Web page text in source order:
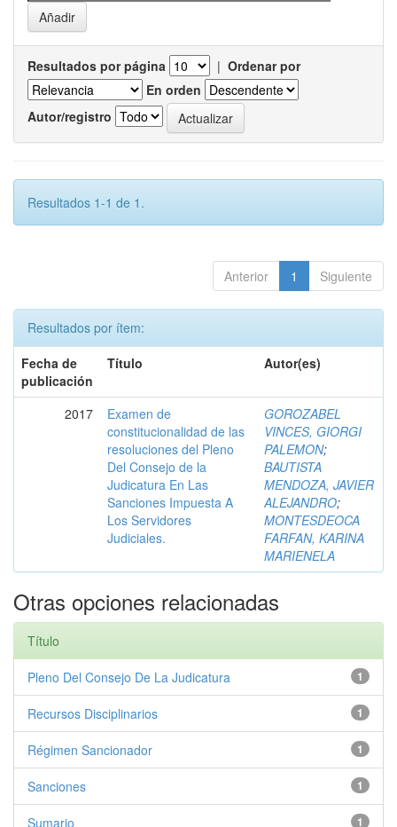
Resultados por página | Ordenar por
En orden
Autor/registro
Resultados 1-1 de 1.
Anterior 1 Siguiente
Resultados por ítem:
Fecha de
publicación
Título Autor(es)
2017
Examen de
constitucionalidad de las
resoluciones del Pleno
Del Consejo de la
Judicatura En Las
Sanciones Impuesta A
Los Servidores
Judiciales.
GOROZABEL
VINCES, GIORGI
PALEMON;
BAUTISTA
MENDOZA, JAVIER
ALEJANDRO;
MONTESDEOCA
FARFAN, KARINA
MARIENELA
Otras opciones relacionadas
Título
1
Pleno Del Consejo De La Judicatura
1
Recursos Disciplinarios
1
Régimen Sancionador
1
Sanciones
1
Sumario